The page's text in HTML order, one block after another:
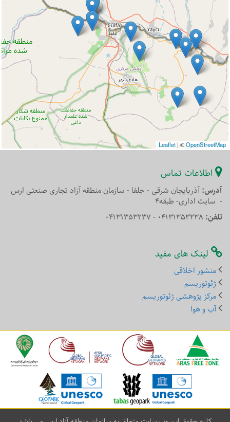
Leaflet | ©OpenStreetMap
اطلاعات تماس
آدرس:آذربایجان شرقی - جلفا - سازمان منطقه آزاد تجاری صنعتی ارس
- سایت اداری- طبقه4
تلفن:
لینک های مفید
منشور اخلاقی
ژئوتوریسم
مرکز پژوهشی ژئوتوریسم
آب و هوا